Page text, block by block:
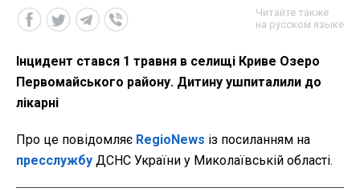
Читайте также
на русском языке
Інцидент стався 1 травня в селищі Криве Озеро
Первомайського району. Дитину ушпиталили до
лікарні
Про це повідомляє RegioNews із посиланням на
пресслужбу ДСНС України у Миколаївській області.